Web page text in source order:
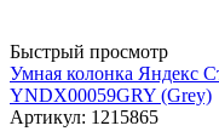
Быстрый просмотр
Умная колонка Яндекс
YNDX00059GRY (Grey)
Артикул: 1215865